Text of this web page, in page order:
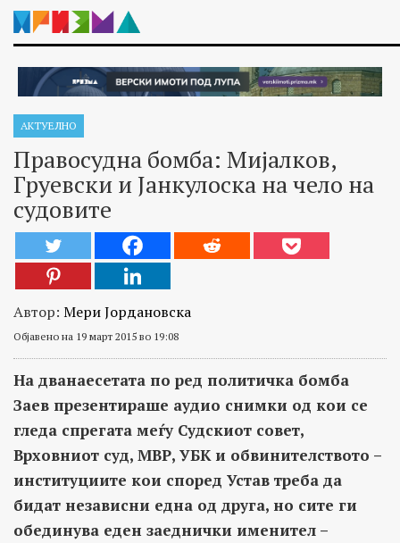
АКТУЕЛНО
Правосудна бомба: Мијалков,
Груевски и Јанкулоска на чело на
судовите
Автор: Мери Јордановска
Објавено на 19 март 2015 во 19:08
На дванаесетата по ред политичка бомба
Заев презентираше аудио снимки од кои се
гледа спрегата меѓу Судскиот совет,
Врховниот суд, МВР, УБК и обвинителството –
институциите кои според Устав треба да
бидат независни една од друга, но сите ги
обединува еден заеднички именител –